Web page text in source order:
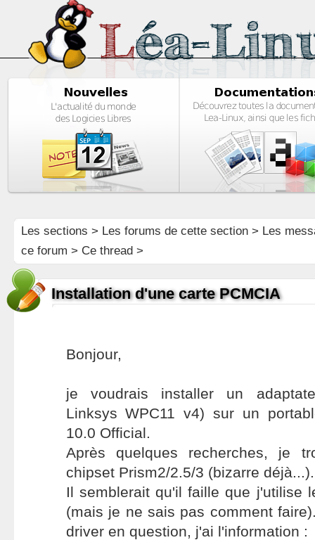
Les sections > Les forums de cette section> Les
ce forum > Ce thread >
Installation d'une carte PCMCIA
Bonjour,
je voudrais installer un
Linksys WPC11 v4) sur un
10.0 Official.
Après quelques recherches, je
chipset Prism2/2.5/3 (bizarre déjà...).
Il semblerait qu'il faille que j'utilise
(mais je ne sais pas comment
driver en question, j'ai l'information :